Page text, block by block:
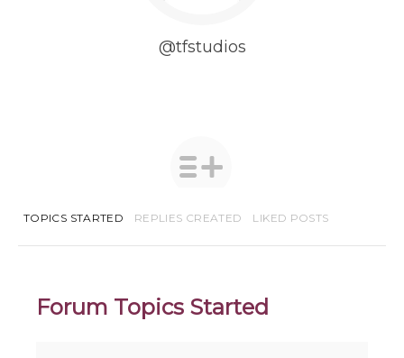
@tfstudios
TOPICS STARTED REPLIES CREATED LIKED POSTS
Forum Topics Started